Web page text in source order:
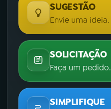
SUGESTÃO
Envie uma ideia.
SOLICITAÇÃO
Faça um pedido.
SIMPLIFIQUE